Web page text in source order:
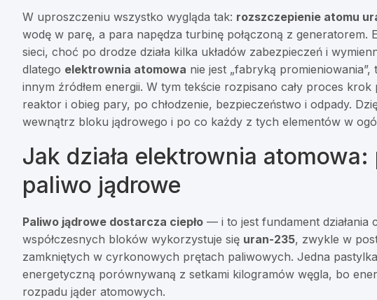
W uproszczeniu wszystko wygląda tak: rozszczepienie atomu
wodę w parę, a para napędza turbinę połączoną z generatorem.
sieci, choć po drodze działa kilka układów zabezpieczeń i
dlatego elektrownia atomowa nie jest „fabryką
innym źródłem energii. W tym tekście rozpisano cały proces
reaktor i obieg pary, po chłodzenie, bezpieczeństwo i odpady.
wewnątrz bloku jądrowego i po co każdy z tych elementów w
Jak działa elektrownia
paliwo jądrowe
Paliwo jądrowe dostarcza ciepło — i to jest fundament działania
współczesnych bloków wykorzystuje się uran-235, zwykle w
zamkniętych w cyrkonowych prętach paliwowych. Jedna pastylka
energetyczną porównywaną z setkami kilogramów węgla, bo
rozpadu jąder atomowych.